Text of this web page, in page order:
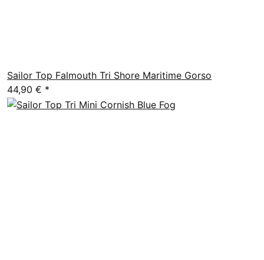
Sailor Top Falmouth Tri Shore Maritime Gorso
44,90 € *